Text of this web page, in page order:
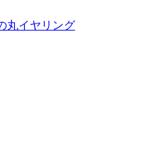
丸イヤリング